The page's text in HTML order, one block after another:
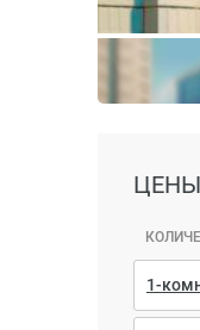
ЦЕНЫ
1-